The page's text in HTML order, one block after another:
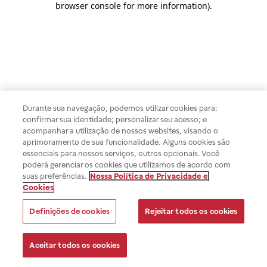
browser console for more information).
Durante sua navegação, podemos utilizar cookies para:
confirmar sua identidade; personalizar seu acesso; e
acompanhar a utilização de nossos websites, visando o
aprimoramento de sua funcionalidade. Alguns cookies são
essenciais para nossos serviços, outros opcionais. Você
poderá gerenciar os cookies que utilizamos de acordo com
suas preferências. Nossa Política de Privacidade e
Cookies
Definições de cookies Rejeitar todos os cookies
Aceitar todos os cookies